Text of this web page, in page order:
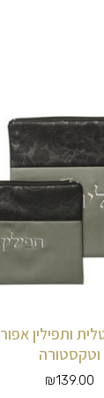
ותפילין אפור
וטקסטורה
₪139.00